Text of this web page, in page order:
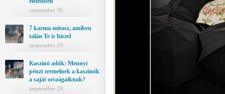
szeptember 30.
7 karma-mítosz, amiben
talán Te is hiszel
szeptember 29.
Kaszinó adók: Mennyi
pénzt termelnek a kaszinók
a saját országaiknak?
szeptember 29.